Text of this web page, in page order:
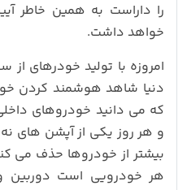
خواهد داشت.
امروزه با تولید خودرهای
دنیا شاهد هوشمند کردن
که می دانید خودروهای
و هر روز یکی از آپشن های
بیشتر از خودروها حذف می
هر خودرویی است